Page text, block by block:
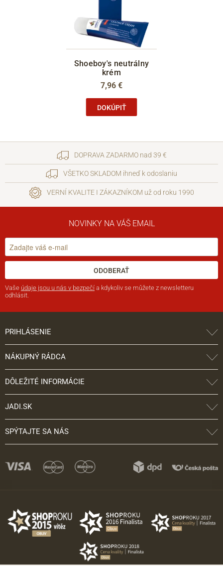
Shoeboy's neutrálny
krém
7,96 €
DOKÚPIŤ
DOPRAVA ZADARMO nad 39 €
VŠETKO SKLADOM ihneď k odoslaniu
VERNÍ KVALITE I ZÁKAZNÍKOM už od roku 1990
NOVINKY NA VÁŠ EMAIL
ODOBERAŤ
Vaše údaje jsou u nás v bezpečí a kdykoliv se můžete z newsletteru
odhlásit.
PRIHLÁSENIE
NÁKUPNÝ RÁDCA
DÔLEŽITÉ INFORMÁCIE
JADI.SK
SPÝTAJTE SA NÁS